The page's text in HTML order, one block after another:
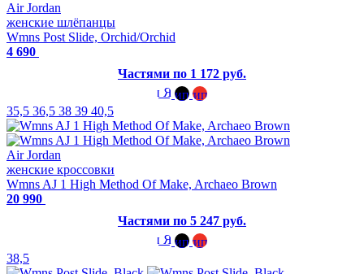
Air Jordan
женские шлёпанцы
Wmns Post Slide, Orchid/Orchid
4 690
Частями по 1 172 руб.
35,5 36,5 38 39 40,5
Air Jordan
женские кроссовки
Wmns AJ 1 High Method Of Make, Archaeo Brown
20 990
Частями по 5 247 руб.
38,5